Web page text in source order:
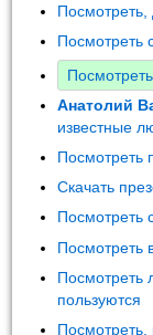
Посмотреть,
Посмотреть
Анатолий
известные
Посмотреть
Скачать
Посмотреть
Посмотреть
Посмотреть
пользуются
Посмотреть,